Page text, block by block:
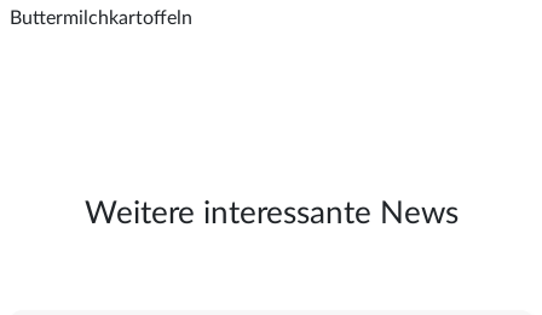
Buttermilchkartoffeln
Weitere interessante News